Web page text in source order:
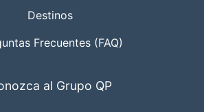
Destinos
Frecuentes (FAQ)
al Grupo QP